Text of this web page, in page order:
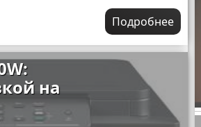
Подробнее
на